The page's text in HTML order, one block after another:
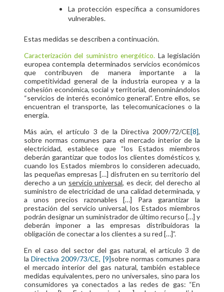
La protección específica a consumidores
vulnerables.
Estas medidas se describen a continuación.
Caracterización del suministro energético. La legislación
europea contempla determinados servicios económicos
que contribuyen de manera importante a la
competitividad general de la industria europea y a la
cohesión económica, social y territorial, denominándolos
“servicios de interés económico general”. Entre ellos, se
encuentran el transporte, las telecomunicaciones o la
energía.
Más aún, el artículo 3 de la Directiva 2009/72/CE[8],
sobre normas comunes para el mercado interior de la
electricidad, establece que “los Estados miembros
deberán garantizar que todos los clientes domésticos y,
cuando los Estados miembros lo consideren adecuado,
las pequeñas empresas […] disfruten en su territorio del
derecho a un servicio universal, es decir, del derecho al
suministro de electricidad de una calidad determinada, y
a unos precios razonables […] Para garantizar la
prestación del servicio universal, los Estados miembros
podrán designar un suministrador de último recurso […] y
deberán imponer a las empresas distribuidoras la
obligación de conectar a los clientes a su red […]”.
En el caso del sector del gas natural, el artículo 3 de
laDirectiva 2009/73/CE, [9]sobre normas comunes para
el mercado interior del gas natural, también establece
medidas equivalentes, pero no universales, sino para los
consumidores ya conectados a las redes de gas: “En